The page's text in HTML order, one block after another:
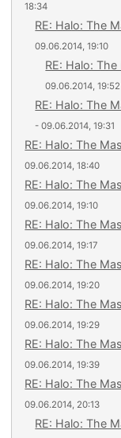
18:34
RE: Halo: The
09.06.2014, 19:10
RE: Halo:
09.06.2014, 19:52
RE: Halo: The
- 09.06.2014, 19:31
RE: Halo: The
09.06.2014, 18:40
RE: Halo: The
09.06.2014, 19:10
RE: Halo: The
09.06.2014, 19:17
RE: Halo: The
09.06.2014, 19:20
RE: Halo: The
09.06.2014, 19:29
RE: Halo: The
09.06.2014, 19:39
RE: Halo: The
09.06.2014, 20:13
RE: Halo: The